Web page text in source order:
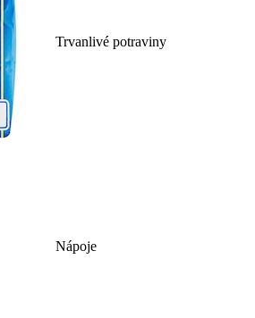
Trvanlivé potraviny
Nápoje